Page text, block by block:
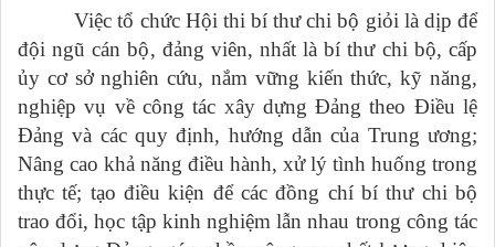
Việc tổ chức Hội thi bí thư chi bộ giỏi là dịp để
đội ngũ cán bộ, đảng viên, nhất là bí thư chi bộ, cấp
ủy cơ sở nghiên cứu, nắm vững kiến thức, kỹ năng,
nghiệp vụ về công tác xây dựng Đảng theo Điều lệ
Đảng và các quy định, hướng dẫn của Trung ương;
Nâng cao khả năng điều hành, xử lý tình huống trong
thực tế; tạo điều kiện để các đồng chí bí thư chi bộ
trao đổi, học tập kinh nghiệm lẫn nhau trong công tác